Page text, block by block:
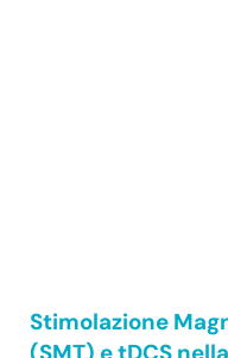
Stimolazione